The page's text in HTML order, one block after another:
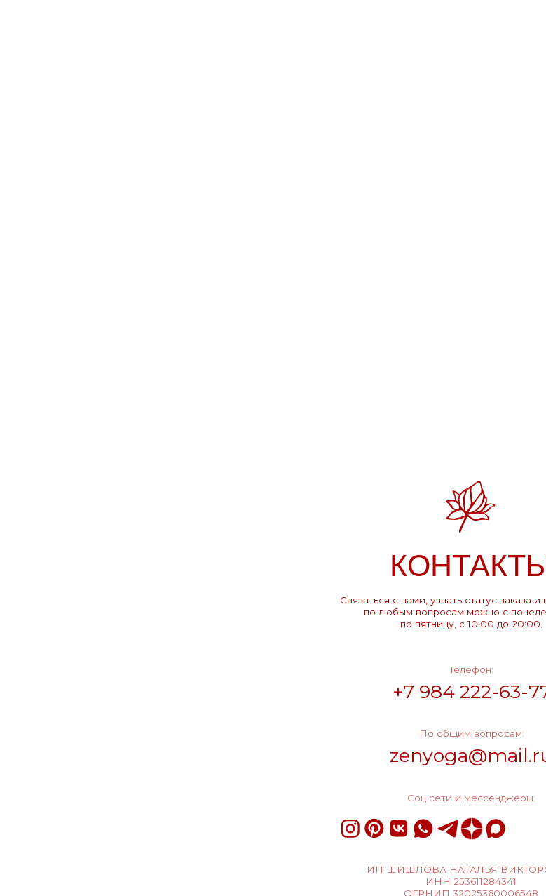
+7 984 222-63-77
По общим вопросам:
zenyoga@mail.ru
Соц сети и мессенджеры:
Стоимость таможенных платежей расчитывается отдельно при получении
Пользовательское